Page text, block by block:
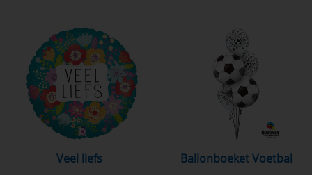
veel liefs Ballonboeket Voetbal